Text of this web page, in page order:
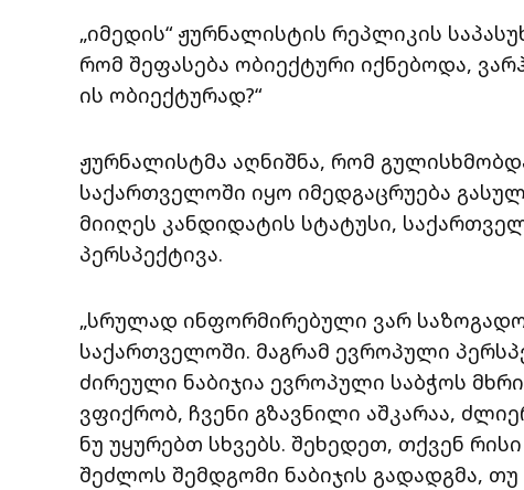
„იმედის“ ჟურნალისტის რეპლიკის
რომ შეფასება ობიექტური იქნებოდა,
ის ობიექტურად?“
ჟურნალისტმა აღნიშნა, რომ
საქართველოში იყო იმედგაცრუება
მიიღეს კანდიდატის სტატუსი,
პერსპექტივა.
„სრულად ინფორმირებული ვარ
საქართველოში. მაგრამ ევროპული
ძირეული ნაბიჯია ევროპული საბჭოს
ვფიქრობ, ჩვენი გზავნილი აშკარაა,
ნუ უყურებთ სხვებს. შეხედეთ, თქვენ
შეძლოს შემდგომი ნაბიჯის გადადგმა,